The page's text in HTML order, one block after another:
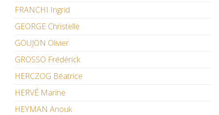
FRANCHI Ingrid
GEORGE Christelle
GOUJON Olivier
GROSSO Frédérick
HERCZOG Béatrice
HERVÉ Marine
HEYMAN Anouk